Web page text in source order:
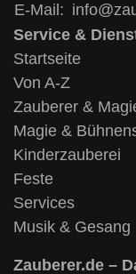
E-Mail:
Service &
Startseite
Von A-Z
Zauberer &
Magie &
Kinderzauberei
Feste
Services
Musik & Gesang
Zauberer.de –